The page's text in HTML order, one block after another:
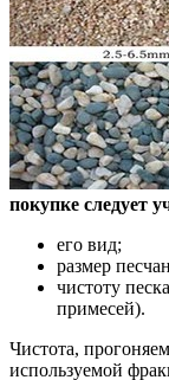
покупке следует
его вид;
размер
чистоту
примесей).
Чистота,
используемой